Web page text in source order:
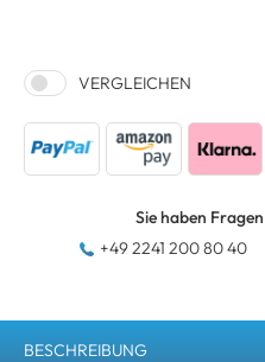
VERGLEICHEN
Sie haben
+49 2241 200 80 40
BESCHREIBUNG